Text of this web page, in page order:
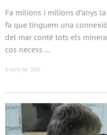
Fa milions i milions d’anys
fa que tinguem una
del mar conté tots els
cos necess …
8 maig del 2018